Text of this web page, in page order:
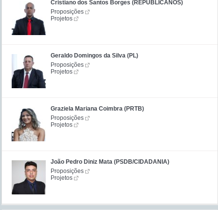
Cristiano dos Santos Borges (REPUBLICANOS)
Proposições
Projetos
Geraldo Domingos da Silva (PL)
Proposições
Projetos
Graziela Mariana Coimbra (PRTB)
Proposições
Projetos
João Pedro Diniz Mata (PSDB/CIDADANIA)
Proposições
Projetos